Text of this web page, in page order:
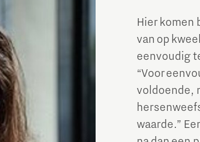
Hier komen
van op
eenvoudig
“Voor
voldoende,
waarde.”